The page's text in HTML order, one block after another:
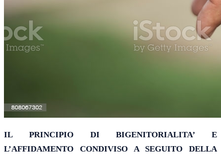
IL PRINCIPIO DI BIGENITORIALITA’ E
L’AFFIDAMENTO CONDIVISO A SEGUITO DELLA